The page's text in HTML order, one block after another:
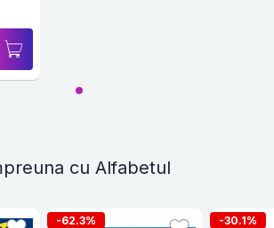
cu Alfabetul
-62.3% -30.1%